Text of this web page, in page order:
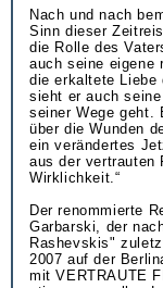
Nach und nach
Sinn dieser
die Rolle des
auch seine eigene
die erkaltete Liebe
sieht er auch
seiner Wege geht.
über die Wunden
ein verändertes
aus der vertrauten
Wirklichkeit.“
Der renommierte
Garbarski, der
Rashevskis"
2007 auf der
mit VERTRAUTE